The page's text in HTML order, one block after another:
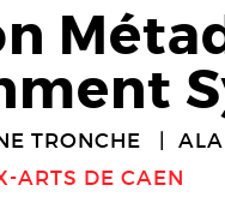
TRONCHE
ARTS DE CAEN